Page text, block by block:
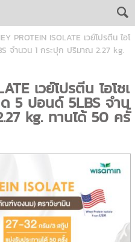
PROTEIN ISOLATE เวย์โปรตีน ไอโ
จำนวน 1 กระปุก ปริมาณ 2.27 kg.
เวย์โปรตีน ไอโซเ
5 ปอนด์ 5LBS จำน
kg. ทานได้ 50 ครั้